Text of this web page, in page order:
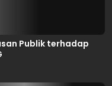
Publik terhadap